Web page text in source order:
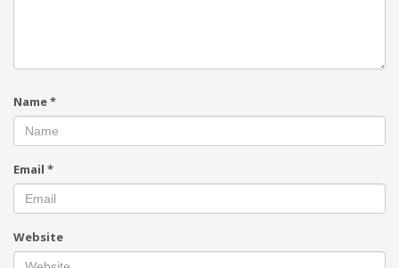
Name*
Email *
Website